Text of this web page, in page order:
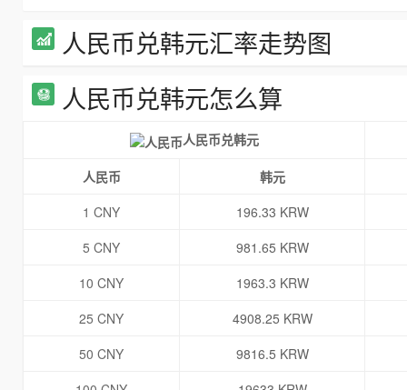
人民币兑韩元汇率走势图
人民币兑韩元怎么算
人民币兑韩元
人民币
韩元
1 CNY
196.33 KRW
5 CNY
981.65 KRW
10 CNY
1963.3 KRW
25 CNY
4908.25 KRW
50 CNY
9816.5 KRW